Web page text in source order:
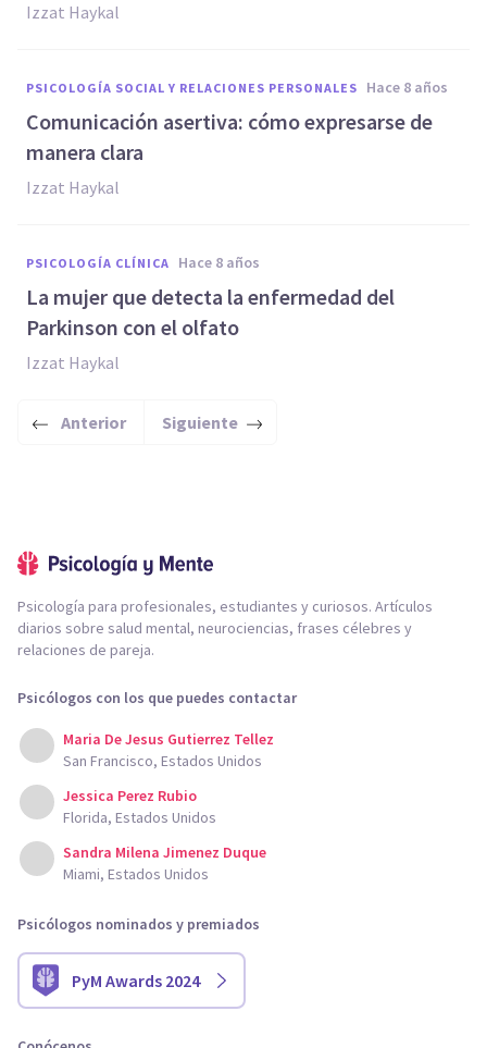
Izzat Haykal
PSICOLOGÍA SOCIAL Y RELACIONES PERSONALES hace 8 años
Comunicación asertiva: cómo expresarse de
manera clara
Izzat Haykal
PSICOLOGÍA CLÍNICA hace 8 años
La mujer que detecta la enfermedad del
Parkinson con el olfato
Izzat Haykal
Anterior Siguiente
Psicología para profesionales, estudiantes y curiosos. Artículos
diarios sobre salud mental, neurociencias, frases célebres y
relaciones de pareja.
Psicólogos con los que puedes contactar
Maria De Jesus Gutierrez Tellez
San Francisco, Estados Unidos
Jessica Perez Rubio
Florida, Estados Unidos
Sandra Milena Jimenez Duque
Miami, Estados Unidos
Psicólogos nominados y premiados
PyM Awards 2024